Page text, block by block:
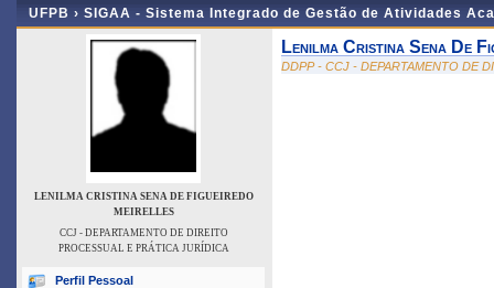
UFPB › SIGAA - Sistema Integrado de Gestão de Atividades
LENILMA CRISTINA SENA DE FIGUEIREDO
MEIRELLES
CCJ - DEPARTAMENTO DE DIREITO
PROCESSUAL E PRÁTICA JURÍDICA
Perfil Pessoal
Lenilma Cristina Sena De
DDPP - CCJ - DEPARTAMENTO DE